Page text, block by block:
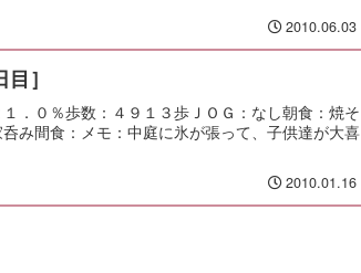
2010.06.03
］
．０％歩数：４９１３歩ＪＯＧ：なし朝食：焼そ
み間食：メモ：中庭に氷が張って、子供達が大喜
2010.01.16